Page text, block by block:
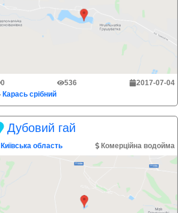
0 536
2017-07-04
Карась срібний
Дубовий гай
Київська область Комерційна водойма